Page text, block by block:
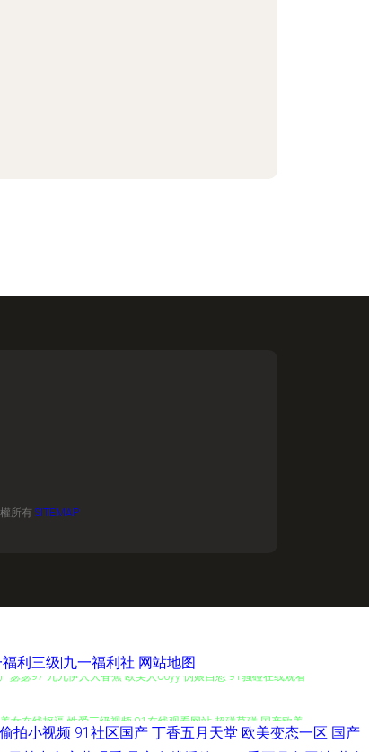
所有 SITEMAP
利三级|九一福利社 网站地图
瑟97 九九伊人大香蕉 欧美人00yy 伪娘自慰 91骚碰在线观看
拍小视频 91社区国产 丁香五月天堂 欧美变态一区 国产